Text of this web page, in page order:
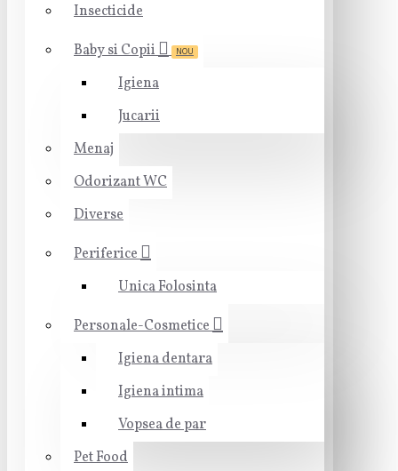
Insecticide
Baby si Copii
NOU
Igiena
Jucarii
Menaj
Odorizant WC
Diverse
Periferice
Unica Folosinta
Personale-Cosmetice
Igiena dentara
Igiena intima
Vopsea de par
Pet Food